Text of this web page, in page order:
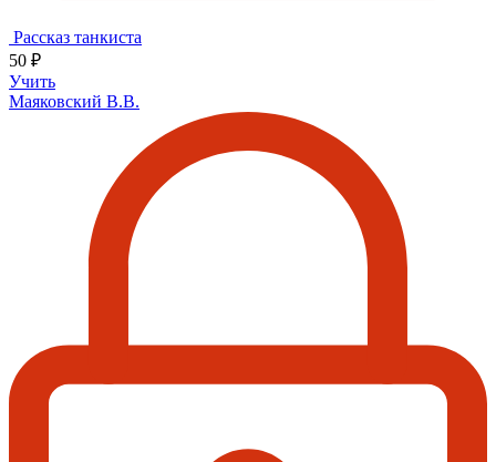
Рассказ танкиста
50 ₽
Учить
Маяковский В.В.